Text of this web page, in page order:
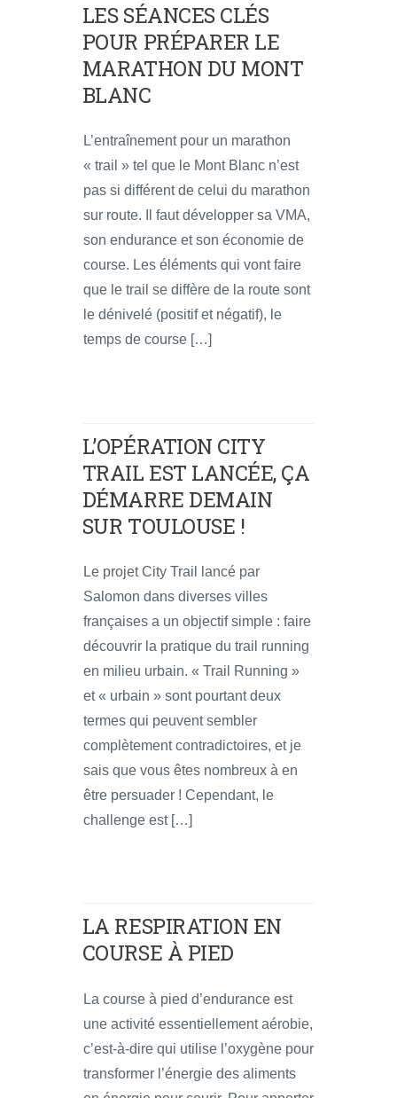
LES SÉANCES CLÉS
POUR PRÉPARER LE
MARATHON DU MONT
BLANC
L’entraînement pour un marathon
« trail » tel que le Mont Blanc n’est
pas si différent de celui du marathon
sur route. Il faut développer sa VMA,
son endurance et son économie de
course. Les éléments qui vont faire
que le trail se diffère de la route sont
le dénivelé (positif et négatif), le
temps de course […]
L’OPÉRATION CITY
TRAIL EST LANCÉE, ÇA
DÉMARRE DEMAIN
SUR TOULOUSE !
Le projet City Trail lancé par
Salomon dans diverses villes
françaises a un objectif simple : faire
découvrir la pratique du trail running
en milieu urbain. « Trail Running »
et « urbain » sont pourtant deux
termes qui peuvent sembler
complètement contradictoires, et je
sais que vous êtes nombreux à en
être persuader ! Cependant, le
challenge est […]
LA RESPIRATION EN
COURSE À PIED
La course à pied d’endurance est
une activité essentiellement aérobie,
c’est-à-dire qui utilise l’oxygène pour
transformer l’énergie des aliments